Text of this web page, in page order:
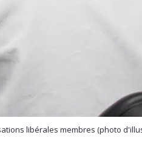
libérales membres (photo